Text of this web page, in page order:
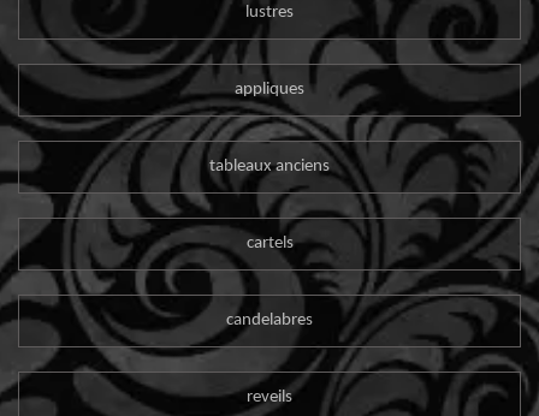
lustres
appliques
tableaux anciens
cartels
candelabres
reveils